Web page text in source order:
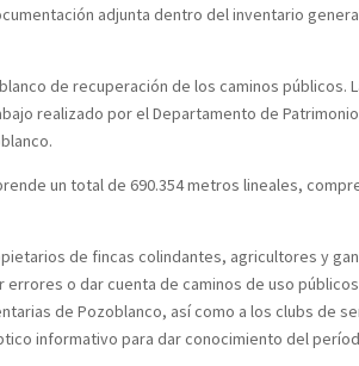
adjunta dentro del inventario
de recuperación de los caminos públicos.
realizado por el Departamento de
un total de 690.354 metros lineales,
de fincas colindantes, agricultores y
o dar cuenta de caminos de uso
de Pozoblanco, así como a los clubs de
informativo para dar conocimiento del